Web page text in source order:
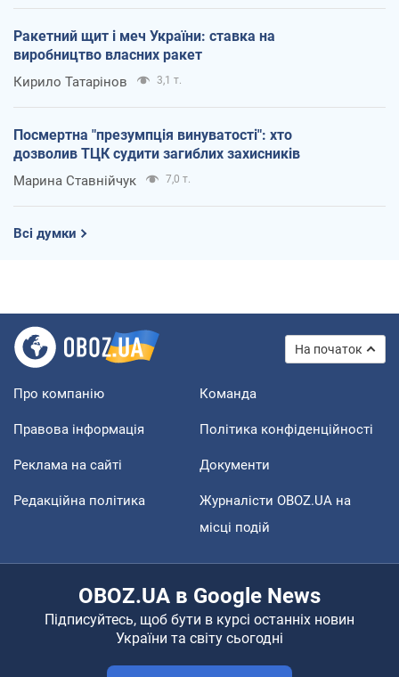
Ракетний щит і меч України: ставка на
виробництво власних ракет
Кирило Татарінов 3,1 т.
Посмертна "презумпція винуватості": хто
дозволив ТЦК судити загиблих захисників
Марина Ставнійчук 7,0 т.
Всі думки
На початок
Про компанію Команда
Правова інформація Політика конфіденційності
Реклама на сайті Документи
Редакційна політика
Журналісти OBOZ.UA на
місці подій
OBOZ.UA в Google News
Підписуйтесь, щоб бути в курсі останніх новин
України та світу сьогодні